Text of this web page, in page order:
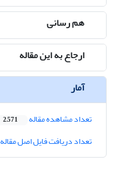
هم رسانی
ارجاع به این مقاله
آمار
تعداد مشاهده مقاله 2,571
تعداد دریافت فایل اصل مقاله